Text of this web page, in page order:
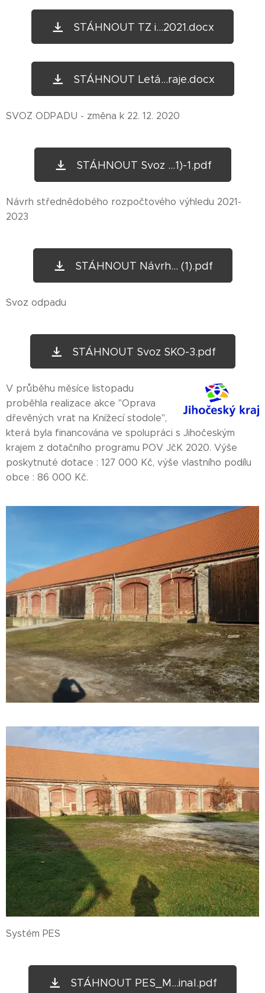
STÁHNOUT TZ i...2021.docx
STÁHNOUT Letá...raje.docx
SVOZ ODPADU - změna k 22. 12. 2020
STÁHNOUT Svoz ...1)-1.pdf
Návrh střednědobého rozpočtového výhledu 2021-
2023
STÁHNOUT Návrh... (1).pdf
Svoz odpadu
STÁHNOUT Svoz SKO-3.pdf
V průběhu měsíce listopadu
proběhla realizace akce "Oprava
dřevěných vrat na Knížecí stodole",
která byla financována ve spolupráci s Jihočeským
krajem z dotačního programu POV JčK 2020. Výše
poskytnuté dotace : 127 000 Kč, výše vlastního podílu
obce : 86 000 Kč.
Systém PES
STÁHNOUT PES_M...inal.pdf